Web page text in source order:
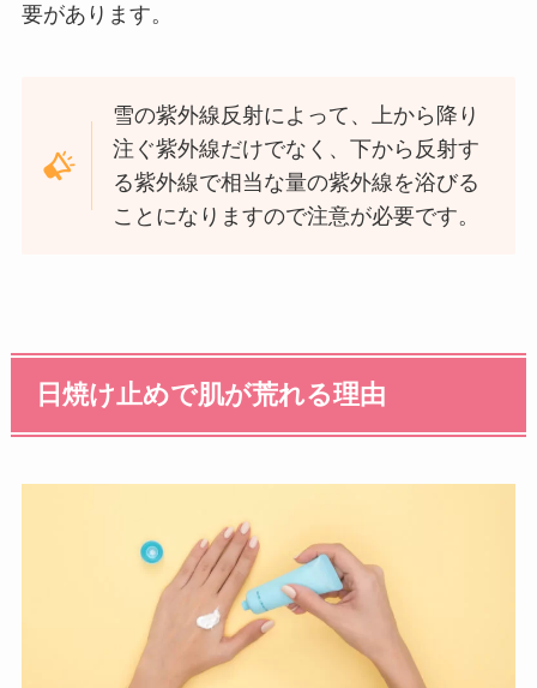
要があります。
雪の紫外線反射によって、上から降り
注ぐ紫外線だけでなく、下から反射す
る紫外線で相当な量の紫外線を浴びる
ことになりますので注意が必要です。
日焼け止めで肌が荒れる理由